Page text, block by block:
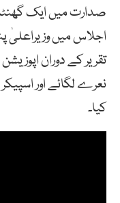
صدارت میں ایک
اجلاس میں وزیراعلیٰ
تقریر کے دوران
نعرے لگائے اور
کیا۔